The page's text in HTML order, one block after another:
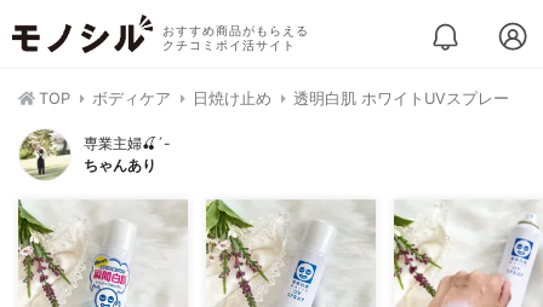
おすすめ商品がもらえる
クチコミポイ活サイト
TOP ボディケア 日焼け止め 透明白肌 ホワイトUVスプレー
専業主婦🍒´-
ちゃんあり